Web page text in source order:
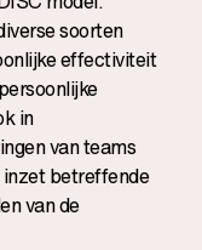
soorten
effectiviteit
in
van teams
inzet betreffende
van de